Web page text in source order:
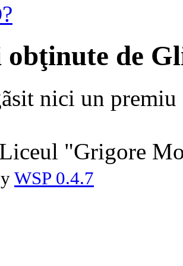
obţinute de
nici un premiu
"Grigore
WSP 0.4.7